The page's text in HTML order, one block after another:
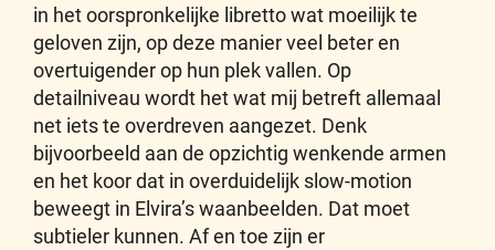
in het oorspronkelijke libretto wat moeilijk te
geloven zijn, op deze manier veel beter en
overtuigender op hun plek vallen. Op
detailniveau wordt het wat mij betreft allemaal
net iets te overdreven aangezet. Denk
bijvoorbeeld aan de opzichtig wenkende armen
en het koor dat in overduidelijk slow-motion
beweegt in Elvira’s waanbeelden. Dat moet
subtieler kunnen. Af en toe zijn er